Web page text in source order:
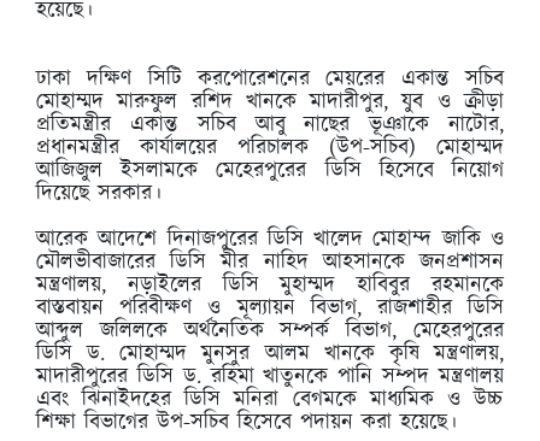
হয়েছে।
ঢাকা দক্ষিণ সিটি করপোরেশনের মেয়রের একান্ত সচিব
মোহাম্মদ মারুফুল রশিদ খানকে মাদারীপুর, যুব ও ক্রীড়া
প্রতিমন্ত্রীর একান্ত সচিব আবু নাছের ভূঞাকে নাটোর,
প্রধানমন্ত্রীর কার্যালয়ের পরিচালক (উপ-সচিব) মোহাম্মদ
আজিজুল ইসলামকে মেহেরপুরের ডিসি হিসেবে নিয়োগ
দিয়েছে সরকার।
আরেক আদেশে দিনাজপুরের ডিসি খালেদ মোহাম্দ জাকি ও
মৌলভীবাজারের ডিসি মীর নাহিদ আহসানকে জনপ্রশাসন
মন্ত্রণালয়, নড়াইলের ডিসি মুহাম্মদ হাবিবুর রহমানকে
বাস্তবায়ন পরিবীক্ষণ ও মূল্যায়ন বিভাগ, রাজশাহীর ডিসি
আব্দুল জলিলকে অর্থনৈতিক সম্পর্ক বিভাগ, মেহেরপুরের
ডিসি ড. মোহাম্মদ মুনসুর আলম খানকে কৃষি মন্ত্রণালয়,
মাদারীপুরের ডিসি ড. রহিমা খাতুনকে পানি সম্পদ মন্ত্রণালয়
এবং ঝিনাইদহের ডিসি মনিরা বেগমকে মাধ্যমিক ও উচ্চ
শিক্ষা বিভাগের উপ-সচিব হিসেবে পদায়ন করা হয়েছে।